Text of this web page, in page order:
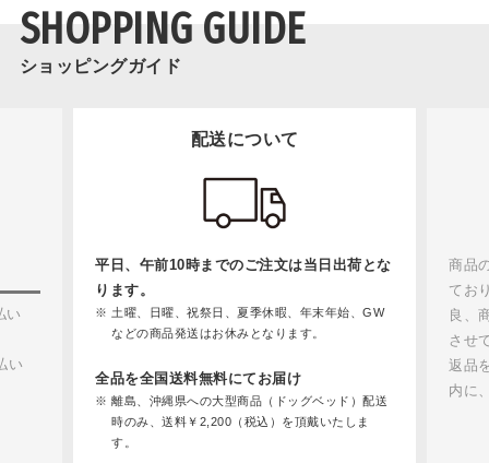
SHOPPING GUIDE
ショッピングガイド
い
い
配送について
平日、午前10時までのご注文は当日出荷とな
ります。
土曜、日曜、祝祭日、夏季休暇、年末年始、GW
などの商品発送はお休みとなります。
全品を全国送料無料にてお届け
離島、沖縄県への大型商品（ドッグベッド）配送
時のみ、送料￥2,200（税込）を頂戴いたしま
す。
商品
てお
良、
させ
返品
内に